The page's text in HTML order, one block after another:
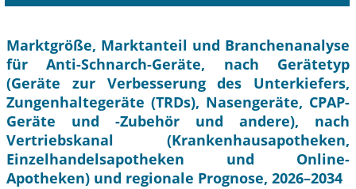
Marktgröße, Marktanteil und Branchenanalyse
für Anti-Schnarch-Geräte, nach Gerätetyp
(Geräte zur Verbesserung des Unterkiefers,
Zungenhaltegeräte (TRDs), Nasengeräte, CPAP-
Geräte und -Zubehör und andere), nach
Vertriebskanal (Krankenhausapotheken,
Einzelhandelsapotheken und Online-
Apotheken) und regionale Prognose, 2026–2034